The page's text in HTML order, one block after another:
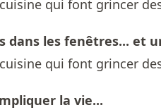
dans les fenêtres... et
la vie...